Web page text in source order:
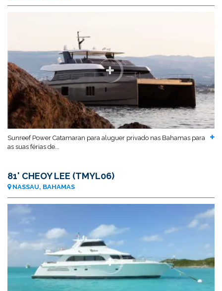
Sunreef Power Catamaran para aluguer privado nas Bahamas para
as suas férias de...
81' CHEOY LEE (TMYL06)
NASSAU, BAHAMAS